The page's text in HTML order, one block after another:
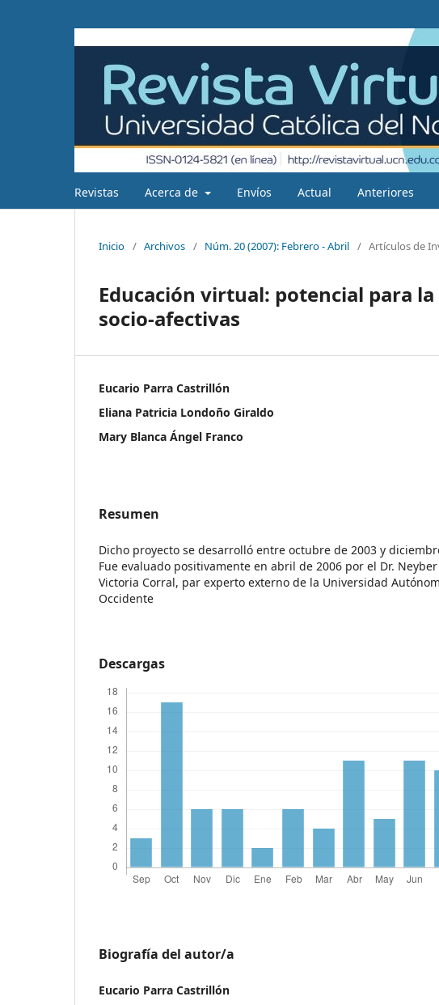
Revistas Acerca de Envíos Actual Anteriores
Inicio / Archivos / Núm. 20 (2007): Febrero - Abril / Artículos de
Educación virtual: potencial para
socio-afectivas
Eucario Parra Castrillón
Eliana Patricia Londoño Giraldo
Mary Blanca Ángel Franco
Resumen
Dicho proyecto se desarrolló entre octubre de 2003 y
Fue evaluado positivamente en abril de 2006 por el Dr.
Victoria Corral, par experto externo de la Universidad
Occidente
Descargas
Biografía del autor/a
Eucario Parra Castrillón